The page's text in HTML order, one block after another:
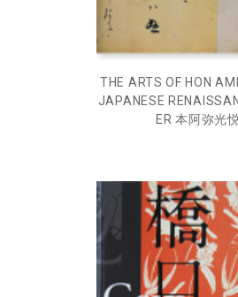
THE ARTS OF HON
JAPANESE
ER 本阿弥光